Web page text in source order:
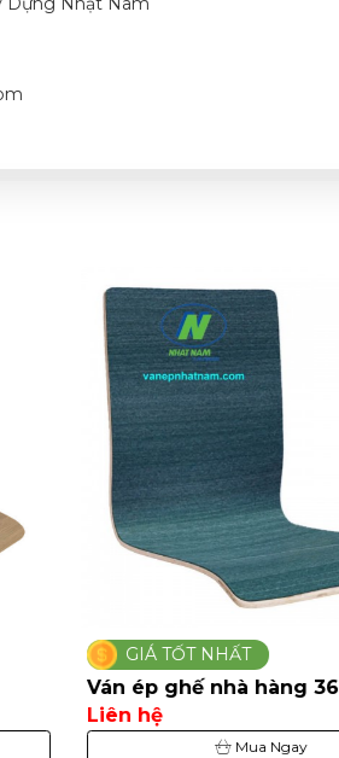
GIÁ TỐT NHẤT
Ván ép ghế nhà hàng 35
Liên hệ
Mua Ngay